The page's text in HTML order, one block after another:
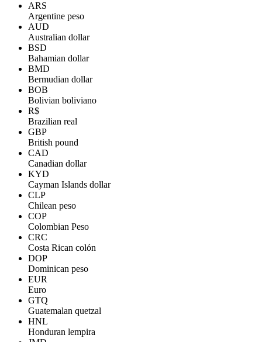
ARS
Argentine peso
AUD
Australian dollar
BSD
Bahamian dollar
BMD
Bermudian dollar
BOB
Bolivian boliviano
R$
Brazilian real
GBP
British pound
CAD
Canadian dollar
KYD
Cayman Islands dollar
CLP
Chilean peso
COP
Colombian Peso
CRC
Costa Rican colón
DOP
Dominican peso
EUR
Euro
GTQ
Guatemalan quetzal
HNL
Honduran lempira